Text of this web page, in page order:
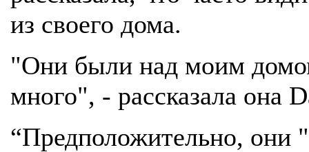
из своего дома.
"Они были над моим
много", - рассказала она
“Предположительно, они